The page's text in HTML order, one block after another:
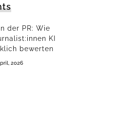
der PR: Wie
KI
bewerten
2026